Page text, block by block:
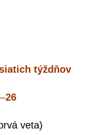
týždňov
–26
veta)